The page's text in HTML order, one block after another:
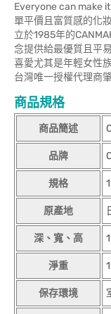
Everyone can make
單平價且富質感的化
立於1985年的
念提供給最優質且平
喜愛尤其是年輕女性
台灣唯一授權代理商
商品規格
商品簡述
品牌
規格
原產地
深、寬、高
淨重
保存環境